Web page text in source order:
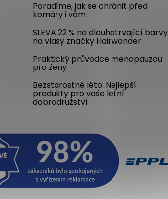
Poradíme, jak se chránit před
komáry i vám
SLEVA 22 % na dlouhotrvající barvy
na vlasy značky Hairwonder
Praktický průvodce menopauzou
pro ženy
Bezstarostné léto: Nejlepší
produkty pro vaše letní
dobrodružství